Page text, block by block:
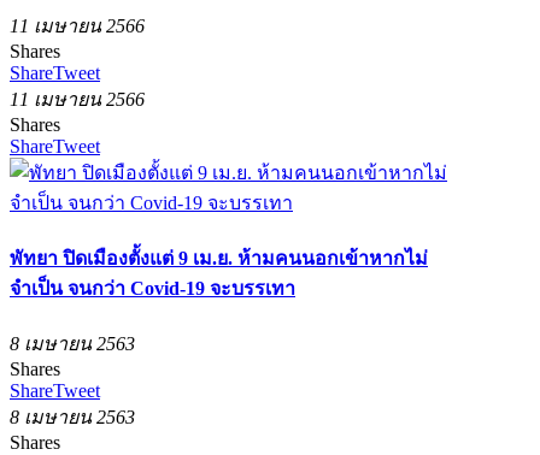
11 เมษายน 2566
Shares
ShareTweet
11 เมษายน 2566
Shares
ShareTweet
พัทยา ปิดเมืองตั้งแต่ 9 เม.ย. ห้ามคนนอกเข้าหากไม่
จำเป็น จนกว่า Covid-19 จะบรรเทา
8 เมษายน 2563
Shares
ShareTweet
8 เมษายน 2563
Shares